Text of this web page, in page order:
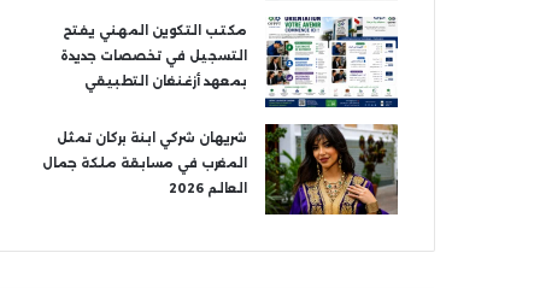
مكتب التكوين المهني يفتح
التسجيل في تخصصات جديدة
بمعهد أزغنغان التطبيقي
شريهان شركي ابنة بركان تمثل
المغرب في مسابقة ملكة جمال
العالم 2026